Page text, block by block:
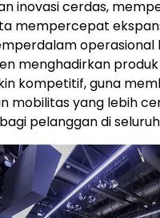
inovasi cerdas,
mempercepat
operasional
menghadirkan
kompetitif, guna
mobilitas yang lebih
pelanggan di seluruh